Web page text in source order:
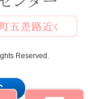
Reserved.